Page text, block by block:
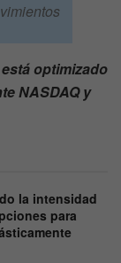
optimizado
NASDAQ y
la intensidad
para